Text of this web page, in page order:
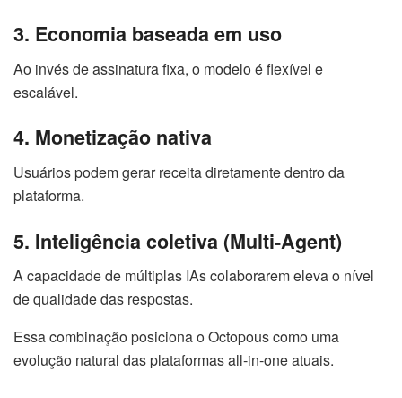
3. Economia baseada em uso
Ao invés de assinatura fixa, o modelo é flexível e
escalável.
4. Monetização nativa
Usuários podem gerar receita diretamente dentro da
plataforma.
5. Inteligência coletiva (Multi-Agent)
A capacidade de múltiplas IAs colaborarem eleva o nível
de qualidade das respostas.
Essa combinação posiciona o Octopous como uma
evolução natural das plataformas all-in-one atuais.